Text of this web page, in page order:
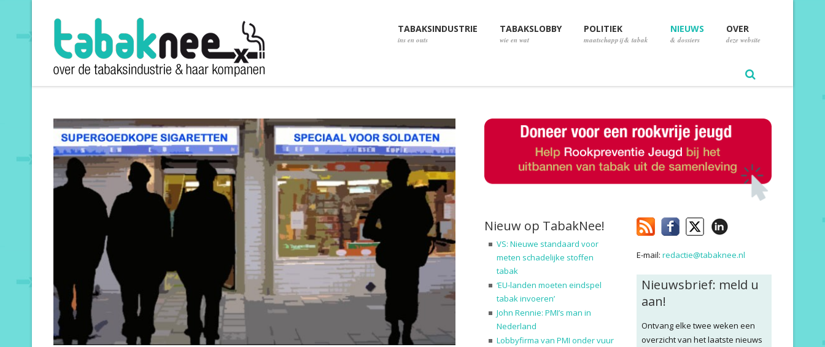
TABAKSINDUSTRIE
ins en outs
TABAKSLOBBY
wie en wat
POLITIEK
maatschappij & tabak
NIEUWS
& dossiers
OVER
deze website
Nieuw op TabakNee!
VS: Nieuwe standaard voor
meten schadelijke stoffen
tabak
‘EU-landen moeten eindspel
tabak invoeren’
John Rennie: PMI’s man in
Nederland
Lobbyfirma van PMI onder vuur
E-mail:redactie@tabaknee.nl
Nieuwsbrief: meld u
aan!
Ontvang elke twee weken een
overzicht van het laatste nieuws